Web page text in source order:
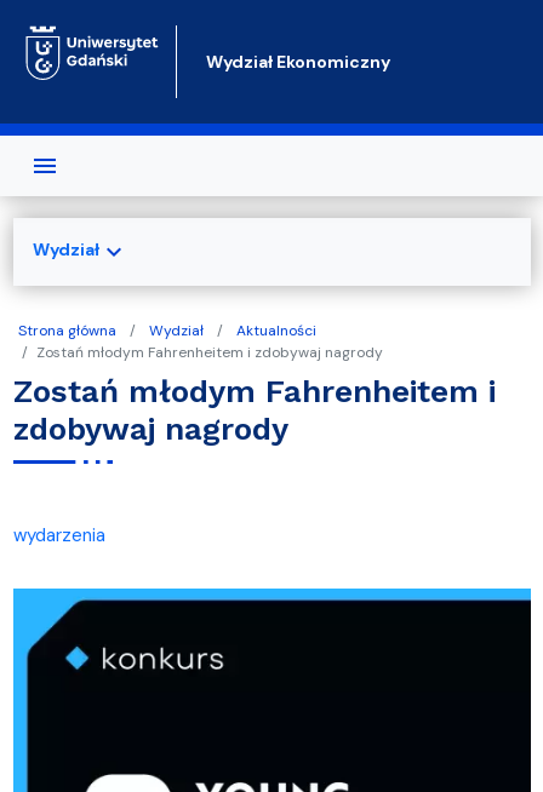
Wydział Ekonomiczny
Strona główna Wydział
Aktualności
Zostań młodym Fahrenheitem i zdobywaj nagrody
Zostań młodym Fahrenheitem i
zdobywaj nagrody
wydarzenia
Wydziałexpand_more